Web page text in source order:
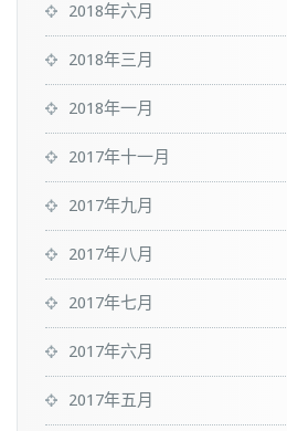
2018年六月
2018年三月
2018年一月
2017年十一月
2017年九月
2017年八月
2017年七月
2017年六月
2017年五月